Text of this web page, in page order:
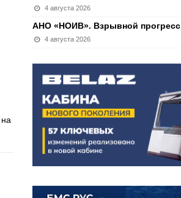
4 августа 2026
АНО «НОИВ». Взрывной прогресс
4 августа 2026